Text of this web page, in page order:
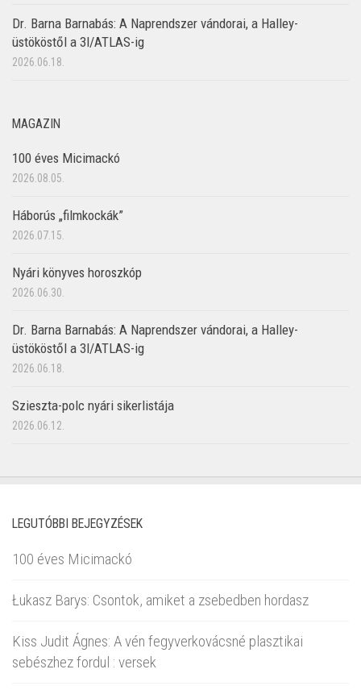
Dr. Barna Barnabás: A Naprendszer vándorai, a Halley-
üstököstől a 3I/ATLAS-ig
2026.06.18.
MAGAZIN
100 éves Micimackó
2026.08.05.
Háborús „filmkockák”
2026.07.15.
Nyári könyves horoszkóp
2026.06.30.
Dr. Barna Barnabás: A Naprendszer vándorai, a Halley-
üstököstől a 3I/ATLAS-ig
2026.06.18.
Szieszta-polc nyári sikerlistája
2026.06.12.
LEGUTÓBBI BEJEGYZÉSEK
100 éves Micimackó
Łukasz Barys: Csontok, amiket a zsebedben hordasz
Kiss Judit Ágnes: A vén fegyverkovácsné plasztikai
sebészhez fordul : versek